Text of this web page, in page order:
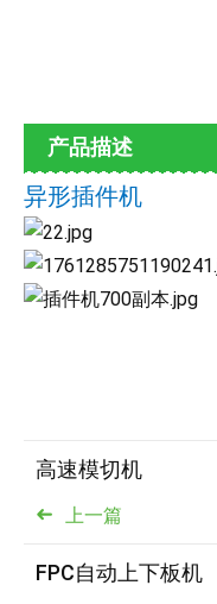
产品描述
异形插件机
上一篇
高速模切机
FPC自动上下板机